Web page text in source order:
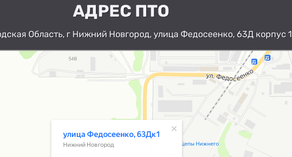
АДРЕС ПТО
Область, г Нижний Новгород, улица Федосеенко, 63Д корпус 1
Нижний Новгород
Улица Федосеенко, 63Дк1 — Яндекс Карты